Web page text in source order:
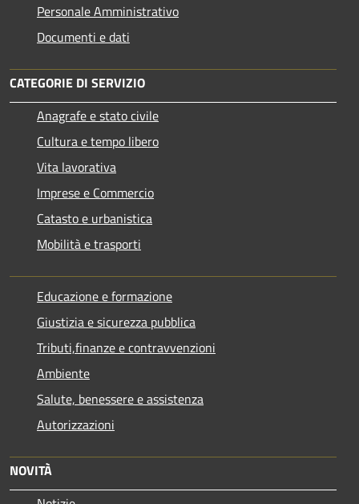
Personale Amministrativo
Documenti e dati
CATEGORIE DI SERVIZIO
Anagrafe e stato civile
Cultura e tempo libero
Vita lavorativa
Imprese e Commercio
Catasto e urbanistica
Mobilità e trasporti
Educazione e formazione
Giustizia e sicurezza pubblica
Tributi,finanze e contravvenzioni
Ambiente
Salute, benessere e assistenza
Autorizzazioni
NOVITÀ